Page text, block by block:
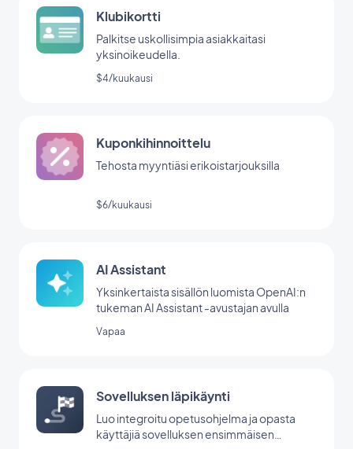
Klubikortti
Palkitse uskollisimpia asiakkaitasi
yksinoikeudella.
$4/kuukausi
Kuponkihinnoittelu
Tehosta myyntiäsi erikoistarjouksilla
$6/kuukausi
AI Assistant
Yksinkertaista sisällön luomista OpenAI:n
tukeman AI Assistant -avustajan avulla
Vapaa
Sovelluksen läpikäynti
Luo integroitu opetusohjelma ja opasta
käyttäjiä sovelluksen ensimmäisen